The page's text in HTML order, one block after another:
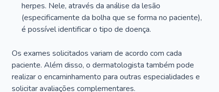
herpes. Nele, através da análise da lesão
(especificamente da bolha que se forma no paciente),
é possível identificar o tipo de doença.
Os exames solicitados variam de acordo com cada
paciente. Além disso, o dermatologista também pode
realizar o encaminhamento para outras especialidades e
solicitar avaliações complementares.